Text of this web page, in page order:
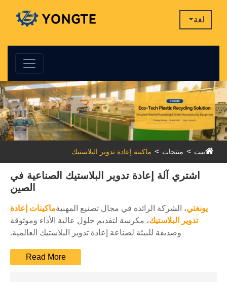
لغة
بيت منتجات ماكينة إعادة تدوير البلاستيك
اشتري آلة إعادة تدوير البلاستيك الصناعية في
الصين
يونغتي، الشركة الرائدة في مجال تصنيع المهنيةماكينات إعادة
تدوير البلاستيك، مكرسة لتقديم حلول عالية الأداء وموثوقة
وصديقة للبيئة لصناعة إعادة تدوير البلاستيك العالمية.